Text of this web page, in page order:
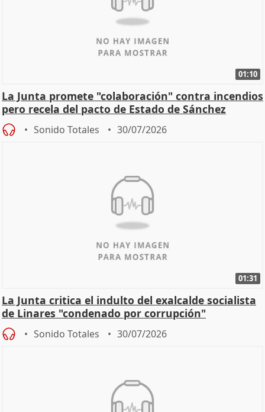
01:10
La Junta promete "colaboración" contra incendios
pero recela del pacto de Estado de Sánchez
Sonido Totales 30/07/2026
01:31
La Junta critica el indulto del exalcalde socialista
de Linares "condenado por corrupción"
Sonido Totales 30/07/2026